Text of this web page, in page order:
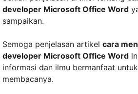
developer Microsoft Office Word
sampaikan.
Semoga penjelasan artikel cara
developer Microsoft Office Word
informasi dan ilmu bermanfaat
membacanya.